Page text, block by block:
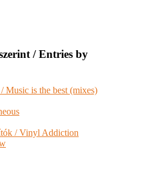
/ Entries by
Music is the best (mixes)
/ Vinyl Addiction